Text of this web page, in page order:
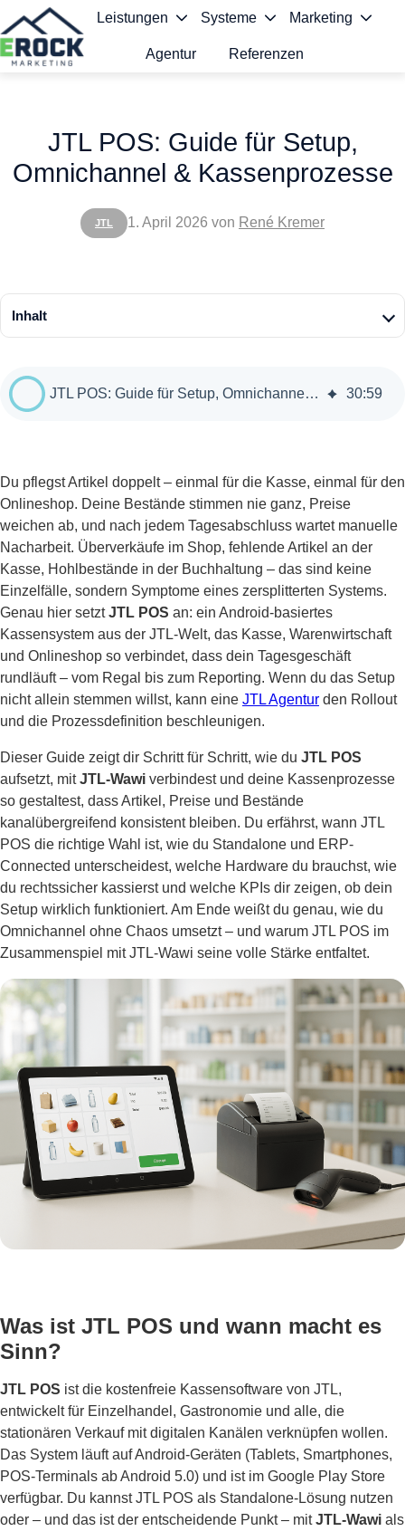
Leistungen Systeme Marketing
Agentur Referenzen
JTL
JTL POS: Guide für Setup,
Omnichannel & Kassenprozesse
1. April 2026 von René Kremer
Inhalt
JTL POS: Guide für Setup, Omnichannel & Kassenprozesse 30:59
Du pflegst Artikel doppelt – einmal für die Kasse, einmal für den
Onlineshop. Deine Bestände stimmen nie ganz, Preise
weichen ab, und nach jedem Tagesabschluss wartet manuelle
Nacharbeit. Überverkäufe im Shop, fehlende Artikel an der
Kasse, Hohlbestände in der Buchhaltung – das sind keine
Einzelfälle, sondern Symptome eines zersplitterten Systems.
Genau hier setztJTL POS an: ein Android-basiertes
Kassensystem aus der JTL-Welt, das Kasse, Warenwirtschaft
und Onlineshop so verbindet, dass dein Tagesgeschäft
rundläuft – vom Regal bis zum Reporting. Wenn du das Setup
nicht allein stemmen willst, kann eine JTL Agentur den Rollout
und die Prozessdefinition beschleunigen.
Dieser Guide zeigt dir Schritt für Schritt, wie du JTL POS
aufsetzt, mitJTL-Wawi verbindest und deine Kassenprozesse
so gestaltest, dass Artikel, Preise und Bestände
kanalübergreifend konsistent bleiben. Du erfährst, wann JTL
POS die richtige Wahl ist, wie du Standalone und ERP-
Connected unterscheidest, welche Hardware du brauchst, wie
du rechtssicher kassierst und welche KPIs dir zeigen, ob dein
Setup wirklich funktioniert. Am Ende weißt du genau, wie du
Omnichannel ohne Chaos umsetzt – und warum JTL POS im
Zusammenspiel mit JTL-Wawi seine volle Stärke entfaltet.
Was ist JTL POS und wann macht es
Sinn?
JTL POS ist die kostenfreie Kassensoftware von JTL,
entwickelt für Einzelhandel, Gastronomie und alle, die
stationären Verkauf mit digitalen Kanälen verknüpfen wollen.
Das System läuft auf Android-Geräten (Tablets, Smartphones,
POS-Terminals ab Android 5.0) und ist im Google Play Store
verfügbar. Du kannst JTL POS als Standalone-Lösung nutzen
oder – und das ist der entscheidende Punkt – mitJTL-Wawi als